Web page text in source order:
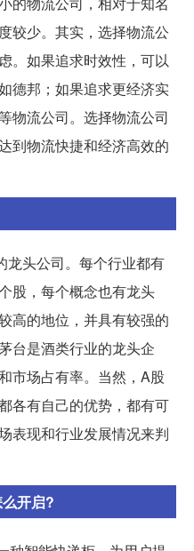
较少。其实，选择物流公
。如果追求时效性，可以
德邦；如果追求更经济实
物流公司。选择物流公司
到物流快捷和经济高效的
龙头公司。每个行业都有
股，每个概念也有龙头
高的地位，并具有较强的
台是酒类行业的龙头企
市场占有率。当然，A股
各有自己的优势，都有可
表现和行业发展情况来判
开启?